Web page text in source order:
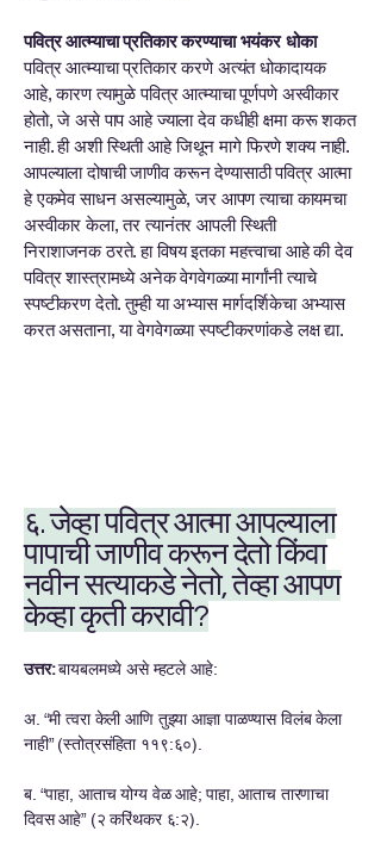
पवित्र आत्म्याचा प्रतिकार करण्याचा भयंकर धोका
पवित्र आत्म्याचा प्रतिकार करणे अत्यंत धोकादायक
आहे, कारण त्यामुळे पवित्र आत्म्याचा पूर्णपणे अस्वीकार
होतो, जे असे पाप आहे ज्याला देव कधीही क्षमा करू शकत
नाही. ही अशी स्थिती आहे जिथून मागे फिरणे शक्य नाही.
आपल्याला दोषाची जाणीव करून देण्यासाठी पवित्र आत्मा
हे एकमेव साधन असल्यामुळे, जर आपण त्याचा कायमचा
अस्वीकार केला, तर त्यानंतर आपली स्थिती
निराशाजनक ठरते. हा विषय इतका महत्त्वाचा आहे की देव
पवित्र शास्त्रामध्ये अनेक वेगवेगळ्या मार्गांनी त्याचे
स्पष्टीकरण देतो. तुम्ही या अभ्यास मार्गदर्शिकेचा अभ्यास
करत असताना, या वेगवेगळ्या स्पष्टीकरणांकडे लक्ष द्या.
६. जेव्हा पवित्र आत्मा आपल्याला
पापाची जाणीव करून देतो किंवा
नवीन सत्याकडे नेतो, तेव्हा आपण
केव्हा कृती करावी?
उत्तर:बायबलमध्ये असे म्हटले आहे:
अ. “मी त्वरा केली आणि तुझ्या आज्ञा पाळण्यास विलंब केला
नाही” (स्तोत्रसंहिता ११९:६०).
ब. “पाहा, आताच योग्य वेळ आहे; पाहा, आताच तारणाचा
दिवस आहे” (२ करिंथकर ६:२).